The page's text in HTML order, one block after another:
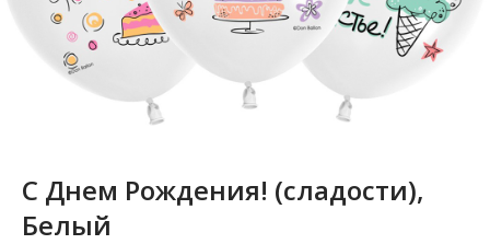
С Днем Рождения! (сладости),
Белый